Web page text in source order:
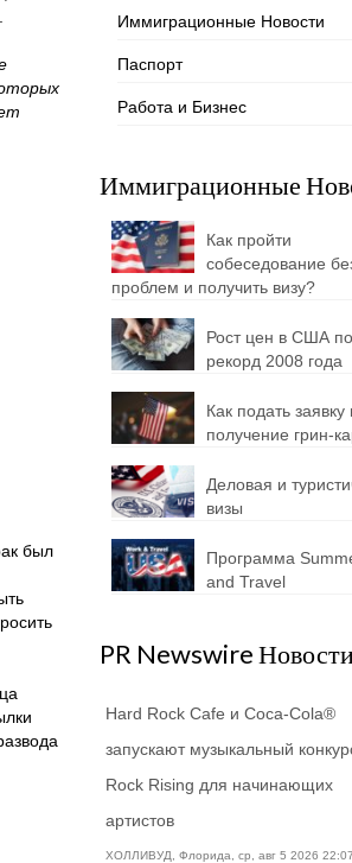
был
Иммиграционные Новости
Паспорт
Работа и Бизнес
Иммиграционные
Как пройти
собеседование
проблем и получить визу?
Рост цен в США
рекорд 2008 года
Как подать заявку
получение грин-
Деловая и
визы
Программа
and Travel
PR Newswire
Hard Rock Cafe и Coca-Cola®
запускают музыкальный
Rock Rising для начинающих
артистов
ХОЛЛИВУД, Флорида, ср, авг 5 2026 22:07